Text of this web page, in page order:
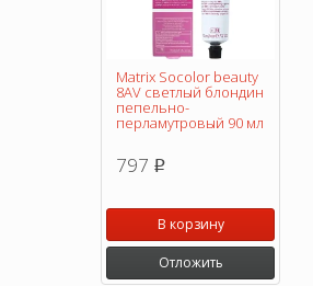
Matrix Socolor beauty
8AV светлый блондин
пепельно-
перламутровый 90 мл
797 p
В корзину
Отложить